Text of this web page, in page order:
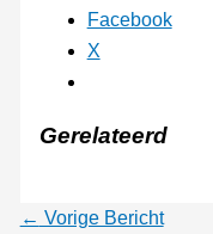
Facebook
X
Gerelateerd
← Vorige Bericht